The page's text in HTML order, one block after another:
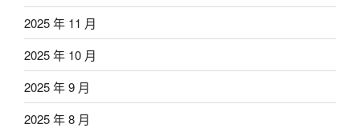
2025 年 11 月
2025 年 10 月
2025 年 9 月
2025 年 8 月